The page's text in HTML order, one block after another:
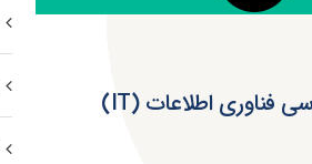
دانلود سؤالات آزمون کارشناسی ارشد ۹۶ رشته مهندسی فناوری اطلاعات (IT)